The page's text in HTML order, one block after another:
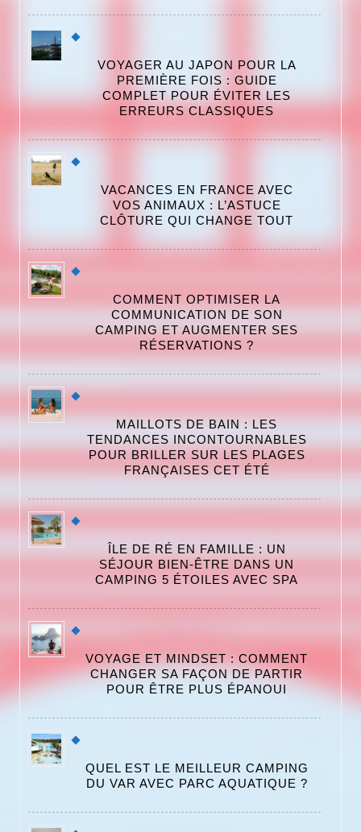
VOYAGER AU JAPON POUR LA
PREMIÈRE FOIS : GUIDE
COMPLET POUR ÉVITER LES
ERREURS CLASSIQUES
VACANCES EN FRANCE AVEC
VOS ANIMAUX : L’ASTUCE
CLÔTURE QUI CHANGE TOUT
COMMENT OPTIMISER LA
COMMUNICATION DE SON
CAMPING ET AUGMENTER SES
RÉSERVATIONS ?
MAILLOTS DE BAIN : LES
TENDANCES INCONTOURNABLES
POUR BRILLER SUR LES PLAGES
FRANÇAISES CET ÉTÉ
ÎLE DE RÉ EN FAMILLE : UN
SÉJOUR BIEN-ÊTRE DANS UN
CAMPING 5 ÉTOILES AVEC SPA
VOYAGE ET MINDSET : COMMENT
CHANGER SA FAÇON DE PARTIR
POUR ÊTRE PLUS ÉPANOUI
QUEL EST LE MEILLEUR CAMPING
DU VAR AVEC PARC AQUATIQUE ?